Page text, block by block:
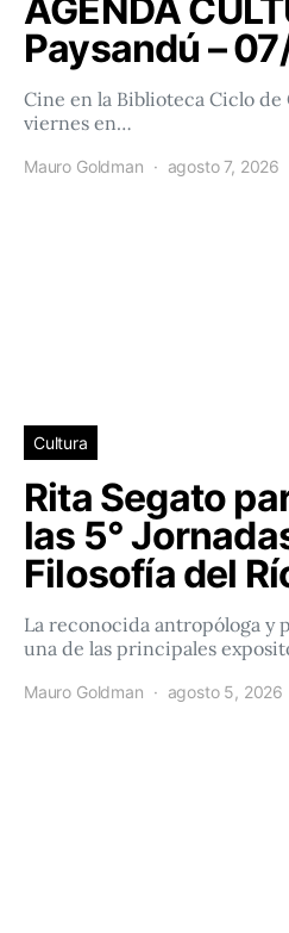
AGENDA
Paysandú –
Cine en la Biblioteca Ciclo
viernes en…
Mauro Goldman agosto 7, 2026
Cultura
Rita Segato
las 5°
Filosofía del
La reconocida antropóloga y
una de las principales
Mauro Goldman agosto 5, 2026